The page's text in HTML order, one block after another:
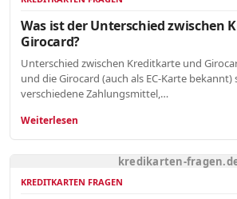
Was ist der Unterschied zwischen
Girocard?
Unterschied zwischen Kreditkarte und
und die Girocard (auch als EC-Karte bekannt)
verschiedene Zahlungsmittel,…
Weiterlesen
kredikarten-
KREDITKARTEN FRAGEN